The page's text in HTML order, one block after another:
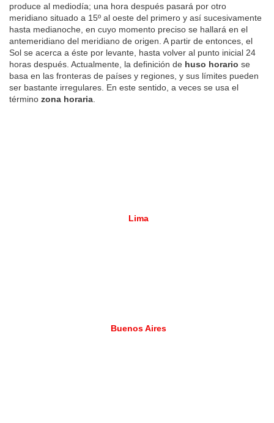
produce al mediodía; una hora después pasará por otro
meridiano situado a 15º al oeste del primero y así sucesivamente
hasta medianoche, en cuyo momento preciso se hallará en el
antemeridiano del meridiano de origen. A partir de entonces, el
Sol se acerca a éste por levante, hasta volver al punto inicial 24
horas después. Actualmente, la definición de huso horario se
basa en las fronteras de países y regiones, y sus límites pueden
ser bastante irregulares. En este sentido, a veces se usa el
término zona horaria
Lima
Buenos Aires